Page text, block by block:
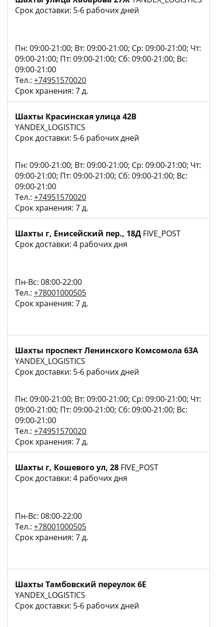
Срок доставки: 5-6 рабочих дней
Пн: 09:00-21:00; Вт: 09:00-21:00; Ср: 09:00-21:00; Чт:
09:00-21:00; Пт: 09:00-21:00; Сб: 09:00-21:00; Вс:
09:00-21:00
Тел.: +74951570020
Срок хранения: 7 д.
Шахты Красинская улица 42В
YANDEX_LOGISTICS
Срок доставки: 5-6 рабочих дней
Пн: 09:00-21:00; Вт: 09:00-21:00; Ср: 09:00-21:00; Чт:
09:00-21:00; Пт: 09:00-21:00; Сб: 09:00-21:00; Вс:
09:00-21:00
Тел.: +74951570020
Срок хранения: 7 д.
Шахты г, Енисейский пер., 18Д FIVE_POST
Срок доставки: 4 рабочих дня
Пн-Вс: 08:00-22:00
Тел.: +78001000505
Срок хранения: 7 д.
Шахты проспект Ленинского Комсомола 63А
YANDEX_LOGISTICS
Срок доставки: 5-6 рабочих дней
Пн: 09:00-21:00; Вт: 09:00-21:00; Ср: 09:00-21:00; Чт:
09:00-21:00; Пт: 09:00-21:00; Сб: 09:00-21:00; Вс:
09:00-21:00
Тел.: +74951570020
Срок хранения: 7 д.
Шахты г, Кошевого ул, 28 FIVE_POST
Срок доставки: 4 рабочих дня
Пн-Вс: 08:00-22:00
Тел.: +78001000505
Срок хранения: 7 д.
Шахты Тамбовский переулок 6Е
YANDEX_LOGISTICS
Срок доставки: 5-6 рабочих дней